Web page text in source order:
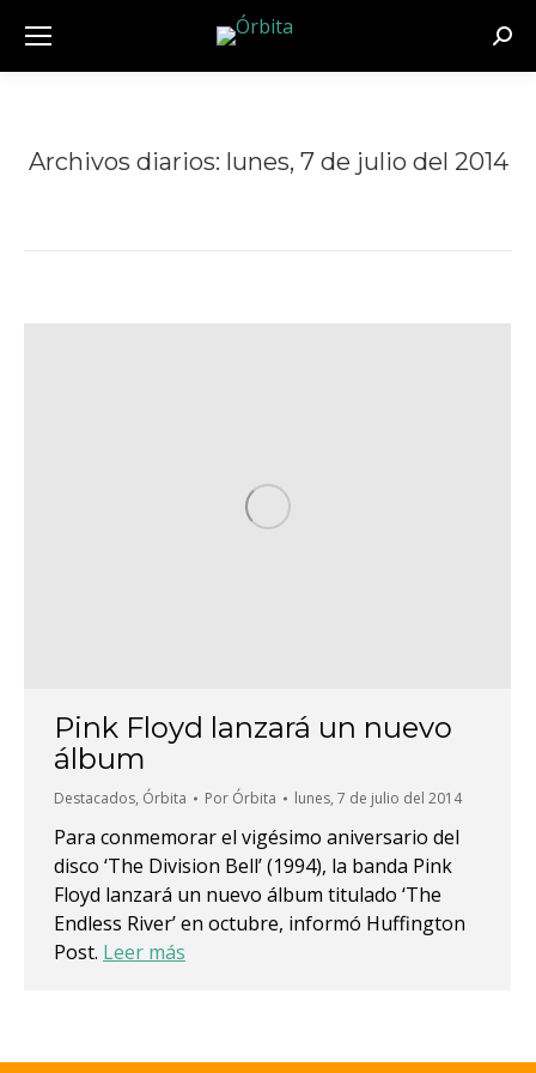
Archivos diarios: lunes, 7 de julio del 2014
Pink Floyd lanzará un nuevo
álbum
Destacados, Órbita Por Órbita lunes, 7 de julio del 2014
Para conmemorar el vigésimo aniversario del
disco ‘The Division Bell’ (1994), la banda Pink
Floyd lanzará un nuevo álbum titulado ‘The
Endless River’ en octubre, informó Huffington
Post. Leer más